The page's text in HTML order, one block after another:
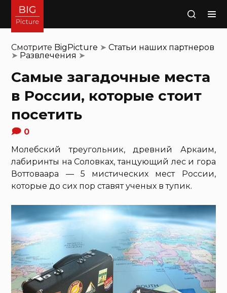
Поиск
Смотрите BigPicture ➤Статьи наших партнеров
➤ Развлечения ➤
Самые загадочные места
в России, которые стоит
посетить
0
Молебский треугольник, древний Аркаим,
лабиринты на Соловках, танцующий лес и гора
Воттоваара — 5 мистических мест России,
которые до сих пор ставят ученых в тупик.